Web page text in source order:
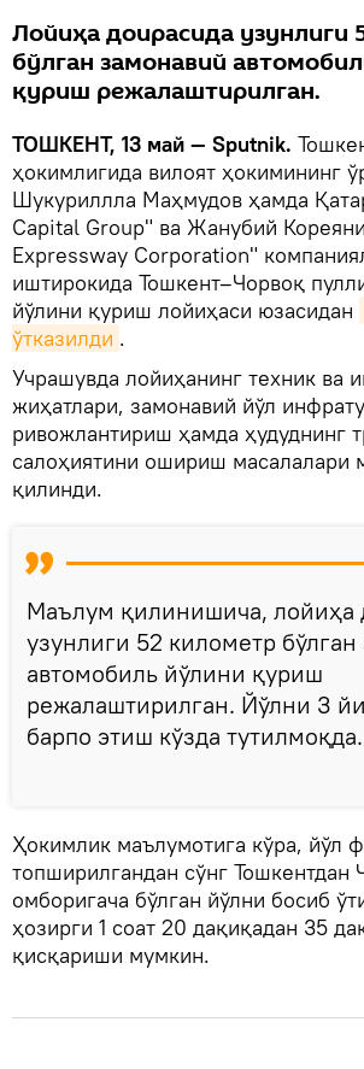
Лойиҳа доирасида узунлиги
бўлган замонавий
қуриш режалаштирилган.
ТОШКЕНТ, 13 май — Sputnik.
ҳокимлигида вилоят ҳокимининг
Шукуриллла Маҳмудов ҳамда
Capital Group" ва Жанубий
Expressway Corporation"
иштирокида Тошкент–Чорвоқ
йўлини қуриш лойиҳаси юзасидан
ўтказилди .
Учрашувда лойиҳанинг техник ва
жиҳатлари, замонавий йўл
ривожлантириш ҳамда ҳудуднинг
салоҳиятини ошириш масалалари
қилинди.
Маълум қилинишича, лойиҳа
узунлиги 52 километр
автомобиль йўлини қуриш
режалаштирилган. Йўлни 3
барпо этиш кўзда тутилмоқда.
Ҳокимлик маълумотига кўра, йўл
топширилгандан сўнг Тошкентдан
омборигача бўлган йўлни босиб
ҳозирги 1 соат 20 дақиқадан 35
қисқариши мумкин.